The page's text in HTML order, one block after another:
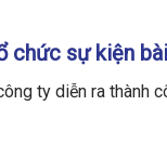
chức sự kiện
ty diễn ra thành